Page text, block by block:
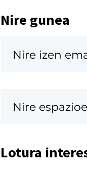
Nire gunea
Nire izen
Nire
Lotura